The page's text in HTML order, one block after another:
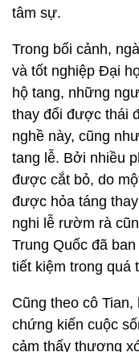
tâm sự.
Trong bối cảnh,
và tốt nghiệp Đại
hộ tang, những
thay đổi được thái
nghề này, cũng
tang lễ. Bởi nhiều
được cắt bỏ, do
được hỏa táng
nghi lễ rườm rà
Trung Quốc đã
tiết kiệm trong quá
Cũng theo cô
chứng kiến cuộc
cảm thấy thương